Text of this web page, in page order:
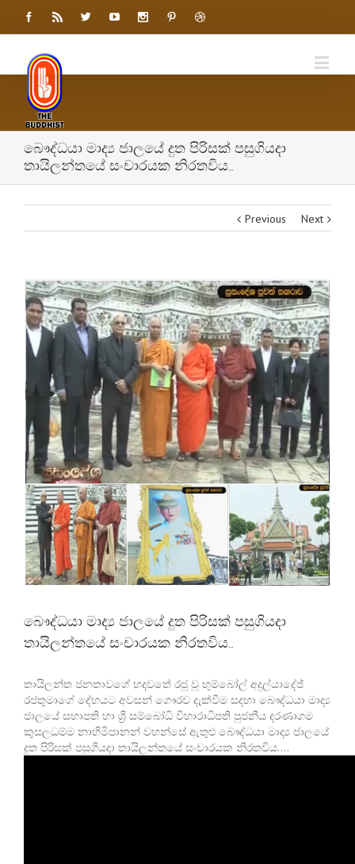
බෞද්ධයා මාද්‍ය ජාලයේ දුත පිරිසක් පසුගියදා
තායිලන්තයේ සංචාරයක නිරතවිය…
Previous Next
බෞද්ධයා මාද්‍ය ජාලයේ දුත පිරිසක් පසුගියදා
තායිලන්තයේ සංචාරයක නිරතවිය…
තායිලන්ත ජනතාවගේ හදවතේ රජු වූ භුම්බෝල් අදුල්යාදේජ්
රජතුමාගේ දේහයට අවසන් ගෞරව දැක්වීම සදහා බෞද්ධයා මාද්‍ය
ජාලයේ සභාපති හා ශ්‍රී සම්බෝධි විහාරාධිපති පුජනීය දරණාගම
කුසලධම්ම නාහිමිපානන් වහන්සේ ඇතුළු බෞද්ධයා මාද්‍ය ජාලයේ
දුත පිරිසක් පසුගියදා තායිලන්තයේ සංචාරයක නිරතවිය….